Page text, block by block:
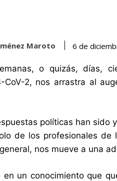
Maroto 6 de
o quizás, días,
CoV-2, nos arrastra al
políticas han
de los profesionales
nos mueve a una
en un conocimiento que